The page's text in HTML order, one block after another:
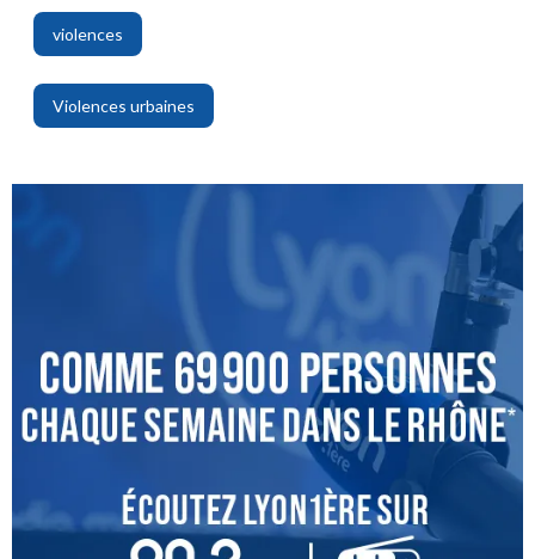
violences
,
Violences urbaines